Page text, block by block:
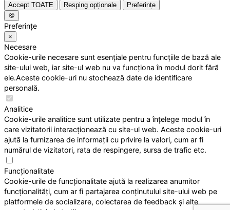
Accept TOATE Resping opționale
Preferințe
🍪
Preferințe
×
Necesare
Cookie-urile necesare sunt esențiale pentru funcțiile de bază ale
site-ului web, iar site-ul web nu va funcționa în modul dorit fără
ele.Aceste cookie-uri nu stochează date de identificare
personală.
Analitice
Cookie-urile analitice sunt utilizate pentru a înțelege modul în
care vizitatorii interacționează cu site-ul web. Aceste cookie-uri
ajută la furnizarea de informații cu privire la valori, cum ar fi
numărul de vizitatori, rata de respingere, sursa de trafic etc.
Funcționalitate
Cookie-urile de funcționalitate ajută la realizarea anumitor
funcționalități, cum ar fi partajarea conținutului site-ului web pe
platformele de socializare, colectarea de feedback și alte